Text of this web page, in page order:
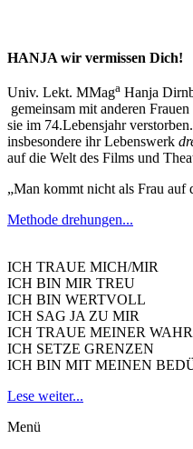
HANJA wir vermissen Dich!
Univ. Lekt. MMaga Hanja
gemeinsam mit anderen
sie im 74.Lebensjahr
insbesondere ihr Lebenswerk
auf die Welt des Films und
„Man kommt nicht als Frau auf
Methode drehungen...
ICH TRAUE MICH/MIR
ICH BIN MIR TREU
ICH BIN WERTVOLL
ICH SAG JA ZU MIR
ICH TRAUE MEINER
ICH SETZE GRENZEN
ICH BIN MIT MEINEN
Lese weiter...
Menü